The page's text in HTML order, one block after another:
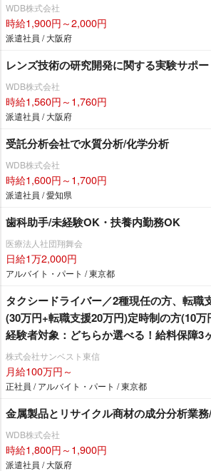
WDB株式会社
時給1,900円～2,000円
派遣社員 / 大阪府
レンズ技術の研究開発に関する実験サポ
WDB株式会社
時給1,560円～1,760円
派遣社員 / 大阪府
受託分析会社で水質分析/化学分析
WDB株式会社
時給1,600円～1,700円
派遣社員 / 愛知県
歯科助手/未経験OK・扶養内勤務OK
医療法人社団翔舞会
日給1万2,000円
アルバイト・パート / 東京都
タクシードライバー／2種現任の方、転職
(30万円+転職支援20万円)定時制の方(10
経験者対象：どちらか選べる！給料保障3
月間25万円！自社寮＆借上げ寮あり！UR
相談ください！配車アプリ「GO」「
「DiDi」東京で初の4つのアプリ導入ライ
所有が無くてもOK宿直者(運行管理補助者)
点呼等の簡単な業務です。
株式会社サンベスト東信
月給100万円～
正社員 / アルバイト・パート / 東京都
金属製品とリサイクル商材の成分分析業
WDB株式会社
時給1,800円～1,900円
派遣社員 / 大阪府